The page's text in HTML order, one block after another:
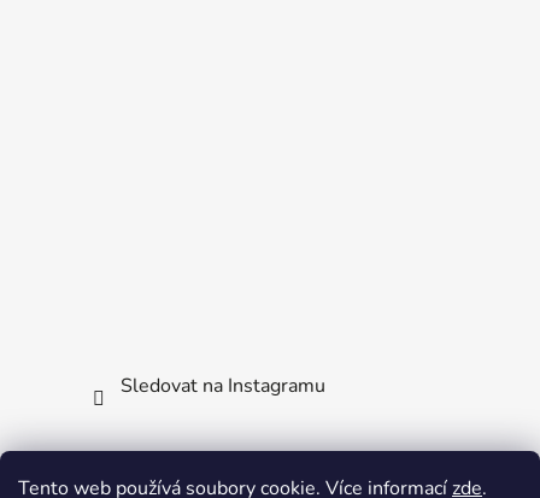
Tento web používá soubory cookie. Více informacízde.
Sledovat na Instagramu